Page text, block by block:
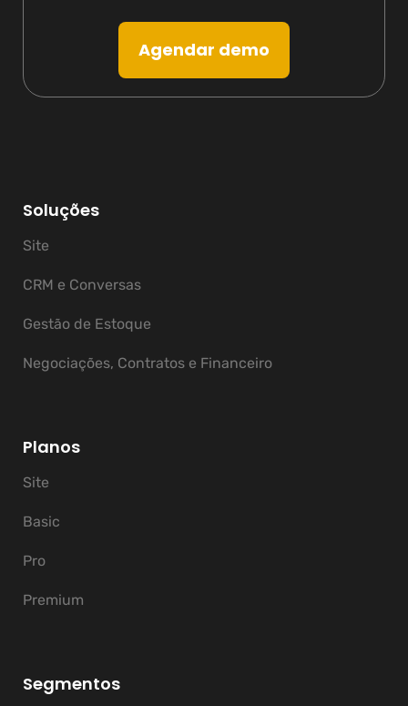
Agendar demo
Soluções
Site
CRM e Conversas
Gestão de Estoque
Negociações, Contratos e Financeiro
Planos
Site
Basic
Pro
Premium
Segmentos